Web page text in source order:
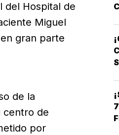
del Hospital de
Miguel
gran parte
de la
centro de
por